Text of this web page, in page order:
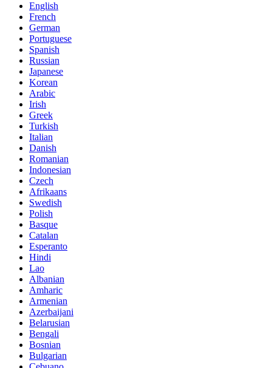
English
French
German
Portuguese
Spanish
Russian
Japanese
Korean
Arabic
Irish
Greek
Turkish
Italian
Danish
Romanian
Indonesian
Czech
Afrikaans
Swedish
Polish
Basque
Catalan
Esperanto
Hindi
Lao
Albanian
Amharic
Armenian
Azerbaijani
Belarusian
Bengali
Bosnian
Bulgarian